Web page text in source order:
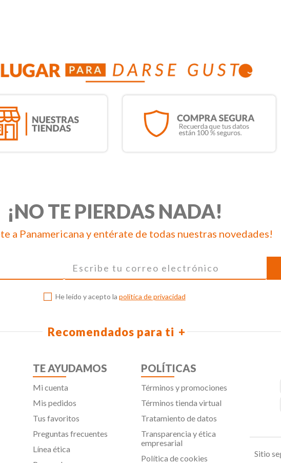
¡NO TE PIERDAS NADA!
a Panamericana y entérate de todas nuestras novedades!
He leído y acepto la política de privacidad
Recomendados para ti
TE AYUDAMOS
Mi cuenta
Mis pedidos
Tus favoritos
Preguntas frecuentes
Línea ética
POLÍTICAS
Términos y promociones
Términos tienda virtual
Tratamiento de datos
Transparencia y ética
empresarial
Política de cookies
Sitio